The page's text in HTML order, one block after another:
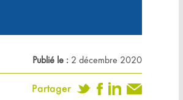
Publié le : 2 décembre 2020
Partager